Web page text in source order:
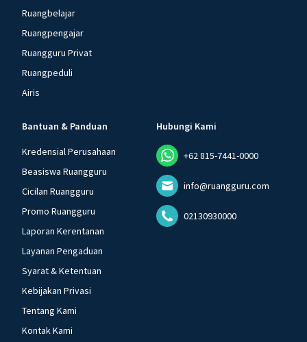
Ruangbelajar
Ruangpengajar
Ruangguru Privat
Ruangpeduli
Airis
Bantuan & Panduan
Kredensial Perusahaan
Beasiswa Ruangguru
Cicilan Ruangguru
Promo Ruangguru
Laporan Kerentanan
Layanan Pengaduan
Syarat & Ketentuan
Kebijakan Privasi
Tentang Kami
Kontak Kami
Hubungi Kami
+62 815-7441-0000
info@ruangguru.com
02130930000